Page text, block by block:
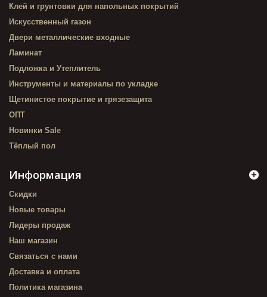
Клей и грунтовки для напольных покрытий
Искусственный газон
Двери металлические входные
Ламинат
Подложка и Утеплитель
Инструменты и материалы по укладке
Щетинистое покрытие и грязезащита
ОПТ
Новинки Sale
Тёплый пол
Информация
Скидки
Новые товары
Лидеры продаж
Наш магазин
Связаться с нами
Доставка и оплата
Политика магазина